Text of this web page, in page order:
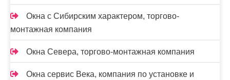
Окна с Сибирским характером, торгово-
монтажная компания
Окна Севера, торгово-монтажная компания
Окна сервис Века, компания по установке и